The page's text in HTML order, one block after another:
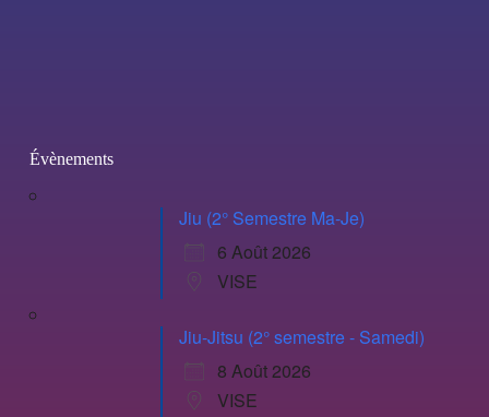
Évènements
Jiu (2° Semestre Ma-Je)
6 Août 2026
VISE
Jiu-Jitsu (2° semestre - Samedi)
8 Août 2026
VISE